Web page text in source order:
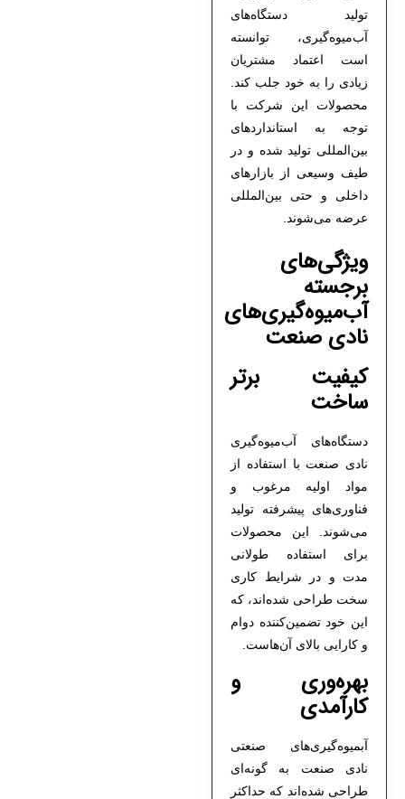
تولید دستگاه‌های
آب‌میوه‌گیری، توانسته
است اعتماد مشتریان
زیادی را به خود جلب کند.
محصولات این شرکت با
توجه به استانداردهای
بین‌المللی تولید شده و در
طیف وسیعی از بازارهای
داخلی و حتی بین‌المللی
عرضه می‌شوند.
ویژگی‌های
برجسته
آب‌میوه‌گیری‌های
نادی صنعت
کیفیت برتر
ساخت
دستگاه‌های آب‌میوه‌گیری
نادی صنعت با استفاده از
مواد اولیه مرغوب و
فناوری‌های پیشرفته تولید
می‌شوند. این محصولات
برای استفاده طولانی
مدت و در شرایط کاری
سخت طراحی شده‌اند، که
این خود تضمین‌کننده دوام
و کارایی بالای آن‌هاست.
بهره‌وری و
کارآمدی
آبمیوه‌گیری‌های صنعتی
نادی صنعت به گونه‌ای
طراحی شده‌اند که حداکثر